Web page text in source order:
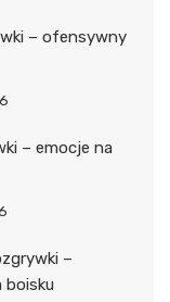
– ofensywny
– emocje na
–
boisku